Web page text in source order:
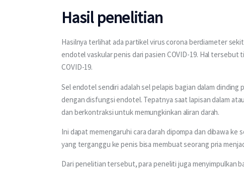
Hasil penelitian
Hasilnya terlihat ada partikel virus corona berdiameter
endotel vaskular penis dari pasien COVID-19. Hal
COVID-19.
Sel endotel sendiri adalah sel pelapis bagian dalam dinding
dengan disfungsi endotel. Tepatnya saat lapisan dalam
dan berkontraksi untuk memungkinkan aliran darah.
Ini dapat memengaruhi cara darah dipompa dan dibawa
yang terganggu ke penis bisa membuat seorang pria
Dari penelitian tersebut, para peneliti juga menyimpulkan